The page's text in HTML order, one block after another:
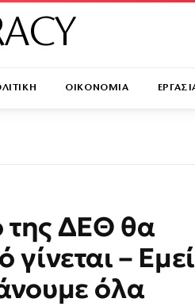
ΟΙΚΟΝΟΜΙΑ
της ΔΕΘ θα
γίνεται –
όλα